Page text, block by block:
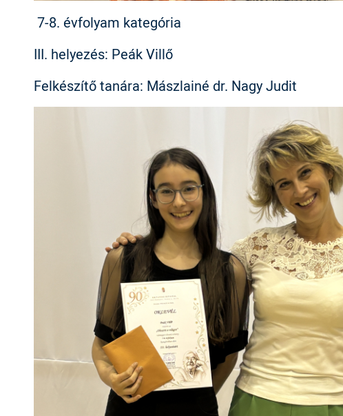
7-8. évfolyam kategória
III. helyezés: Peák Villő
Felkészítő tanára: Mászlainé dr. Nagy Judit